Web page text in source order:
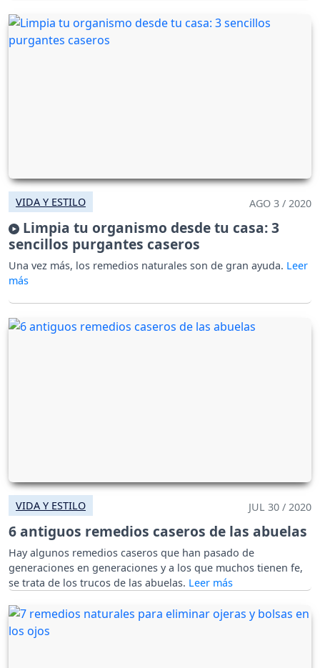
VIDA Y ESTILO AGO 3 / 2020
Limpia tu organismo desde tu casa: 3
sencillos purgantes caseros
Una vez más, los remedios naturales son de gran ayuda.
VIDA Y ESTILO JUL 30 / 2020
6 antiguos remedios caseros de las abuelas
Hay algunos remedios caseros que han pasado de
generaciones en generaciones y a los que muchos tienen fe,
se trata de los trucos de las abuelas.